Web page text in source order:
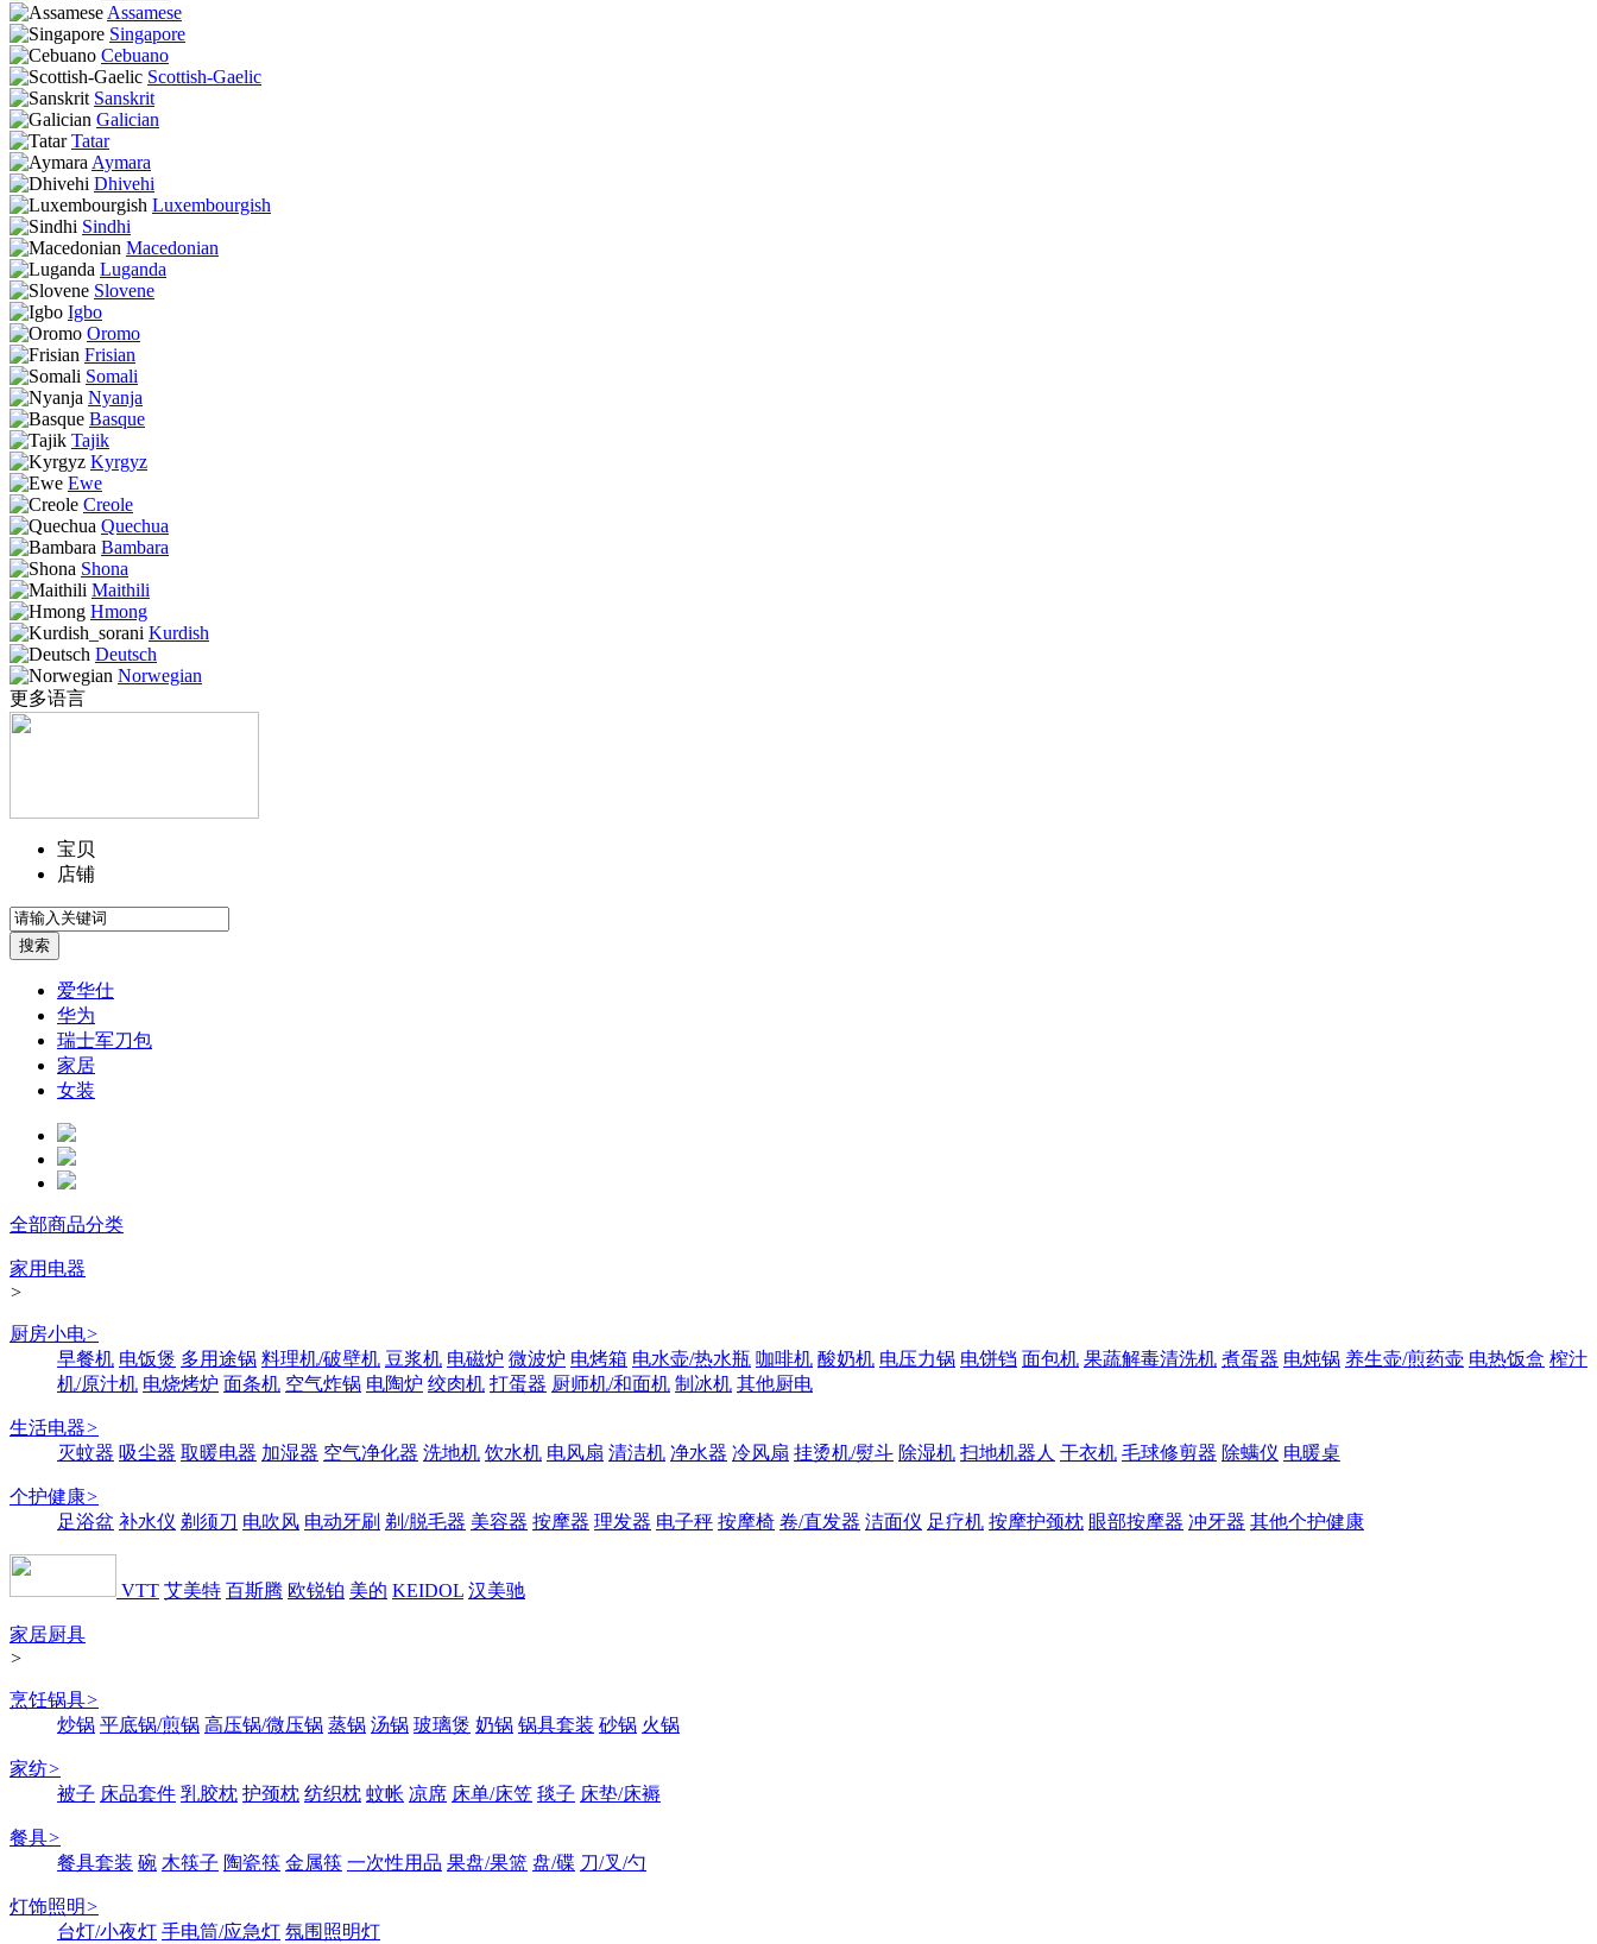
Assamese
Singapore
Cebuano
Scottish-Gaelic
Sanskrit
Galician
Tatar
Aymara
Dhivehi
Luxembourgish
Sindhi
Macedonian
Luganda
Slovene
Igbo
Oromo
Frisian
Somali
Nyanja
Basque
Tajik
Kyrgyz
Ewe
Creole
Quechua
Bambara
Shona
Maithili
Hmong
Kurdish
Deutsch
Norwegian
更多语言
宝贝
店铺
爱华仕
华为
瑞士军刀包
家居
女装
全部商品分类
家用电器
>
厨房小电>
早餐机 电饭煲 多用途锅 料理机/破壁机 豆浆机 电磁炉 微波炉 电烤箱 电水壶/热水瓶 咖啡机 酸奶机 电压力锅 电饼铛 面包机 果蔬解毒清洗机 煮蛋器 电炖锅 养生壶/煎药壶 电热饭盒 榨汁
机/原汁机 电烧烤炉 面条机 空气炸锅 电陶炉 绞肉机 打蛋器 厨师机/和面机 制冰机 其他厨电
生活电器>
灭蚊器 吸尘器 取暖电器 加湿器 空气净化器 洗地机 饮水机 电风扇 清洁机 净水器 冷风扇 挂烫机/熨斗 除湿机 扫地机器人 干衣机 毛球修剪器 除螨仪 电暖桌
个护健康>
足浴盆 补水仪 剃须刀 电吹风 电动牙刷 剃/脱毛器 美容器 按摩器 理发器 电子秤 按摩椅 卷/直发器 洁面仪 足疗机 按摩护颈枕 眼部按摩器 冲牙器 其他个护健康
VTT 艾美特 百斯腾 欧锐铂 美的 KEIDOL 汉美驰
家居厨具
>
烹饪锅具>
炒锅 平底锅/煎锅 高压锅/微压锅 蒸锅 汤锅 玻璃煲 奶锅 锅具套装 砂锅 火锅
家纺>
被子 床品套件 乳胶枕 护颈枕 纺织枕 蚊帐 凉席 床单/床笠 毯子 床垫/床褥
餐具>
餐具套装 碗 木筷子 陶瓷筷 金属筷 一次性用品 果盘/果篮 盘/碟 刀/叉/勺
灯饰照明>
台灯/小夜灯 手电筒/应急灯 氛围照明灯